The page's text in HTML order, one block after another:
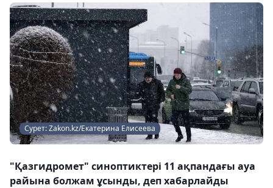
Сурет: Zakon.kz/Екатерина Елисеева
"Қазгидромет" синоптиктері 11 ақпандағы ауа
райына болжам ұсынды, деп хабарлайды